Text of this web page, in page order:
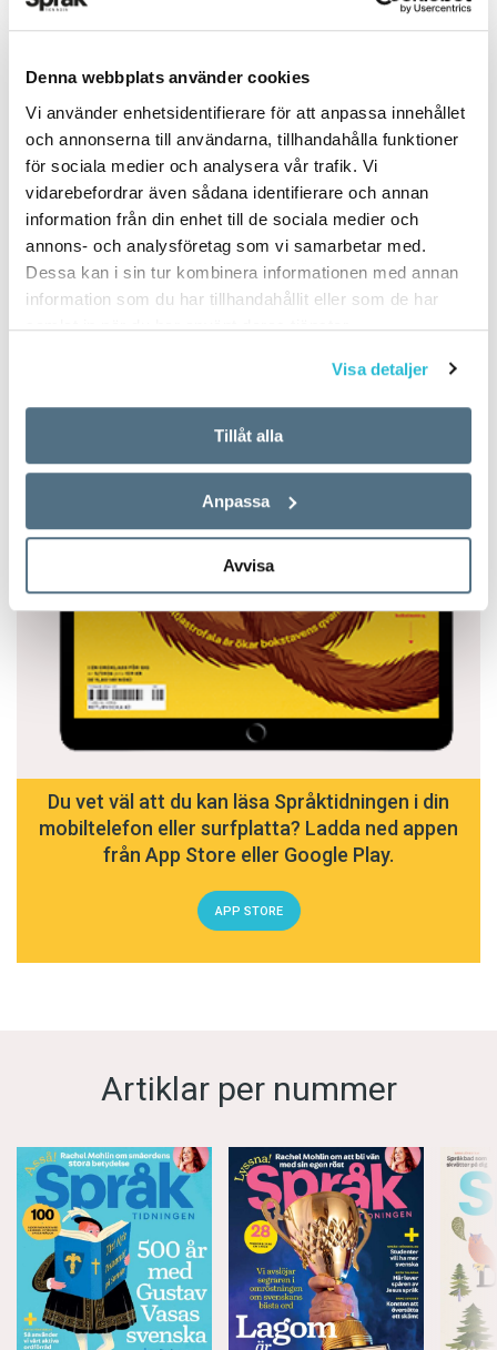
Denna webbplats använder cookies
Vi använder enhetsidentifierare för att anpassa innehållet
och annonserna till användarna, tillhandahålla funktioner
för sociala medier och analysera vår trafik. Vi
vidarebefordrar även sådana identifierare och annan
information från din enhet till de sociala medier och
annons- och analysföretag som vi samarbetar med.
Dessa kan i sin tur kombinera informationen med annan
information som du har tillhandahållit eller som de har
samlat in när du har använt deras tjänster.
Visa detaljer
Tillåt alla
Anpassa
Avvisa
PUBLICERAD 2025-09-06
Du vet väl att du kan läsa Språktidningen i din
mobiltelefon eller surfplatta? Ladda ned appen
från App Store eller Google Play.
APP STORE
Artiklar per nummer